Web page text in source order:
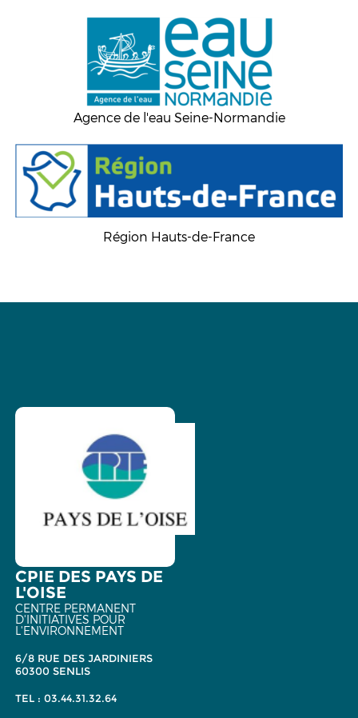
Agence de l'eau Seine-Normandie
Région Hauts-de-France
CPIE DES PAYS DE
L'OISE
CENTRE PERMANENT
D'INITIATIVES POUR
L'ENVIRONNEMENT
6/8 RUE DES JARDINIERS
60300 SENLIS
TEL : 03.44.31.32.64